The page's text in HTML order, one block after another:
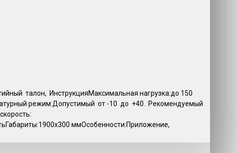
талон, ИнструкцияМаксимальная нагрузка:до 150
режим:Допустимый от -10 до +40. Рекомендуемый
ммОсобенности:Приложение,